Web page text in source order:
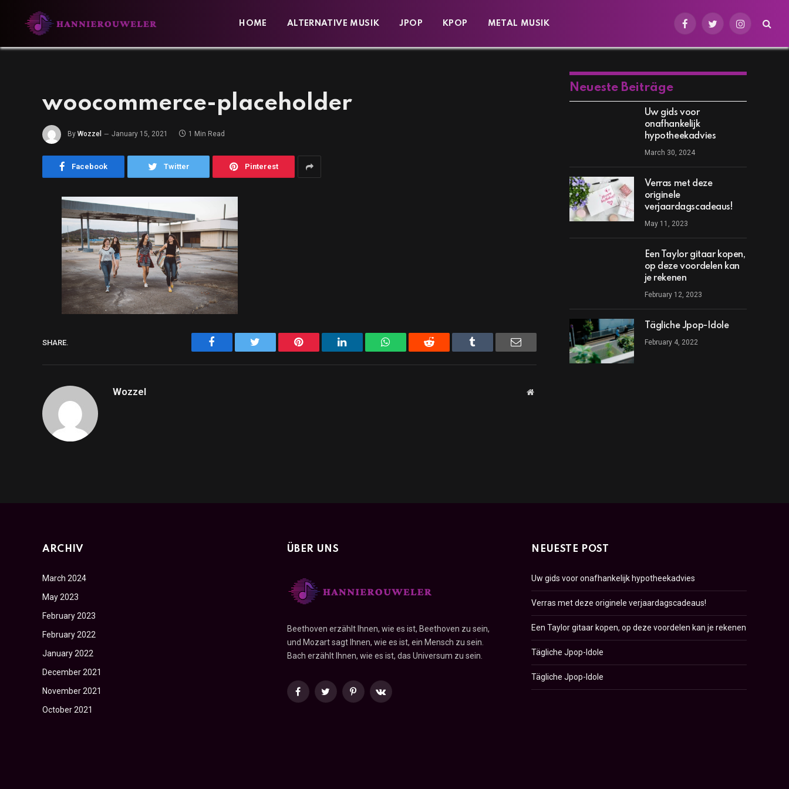
HOME ALTERNATIVE MUSIK JPOP KPOP METAL MUSIK
FacebookTwitterInstagram
woocommerce-placeholder
By Wozzel January 15, 2021 1 Min Read
Facebook Twitter Pinterest
SHARE. Facebook Pinterest LinkedIn WhatsAppReddit Email
Wozzel Website
Neueste Beiträge
Uw gids voor
onafhankelijk
hypotheekadvies
March 30, 2024
Verras met deze
originele
verjaardagscadeaus!
May 11, 2023
Een Taylor gitaar kopen,
op deze voordelen kan
je rekenen
February 12, 2023
Tägliche Jpop-Idole
February 4, 2022
ARCHIV
March 2024
May 2023
February 2023
February 2022
January 2022
December 2021
November 2021
October 2021
ÜBER UNS
Beethoven erzählt Ihnen, wie es ist, Beethoven zu sein,
und Mozart sagt Ihnen, wie es ist, ein Mensch zu sein.
Bach erzählt Ihnen, wie es ist, das Universum zu sein.
FacebookTwitterPinterestVKontakte
NEUESTE POST
Uw gids voor onafhankelijk hypotheekadvies
Verras met deze originele verjaardagscadeaus!
Een Taylor gitaar kopen, op deze voordelen kan je rekenen
Tägliche Jpop-Idole
Tägliche Jpop-Idole